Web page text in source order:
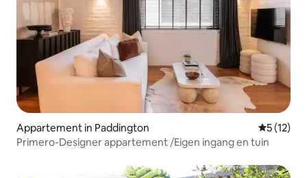
Appartement in Paddington
5 (12)
Primero-Designer appartement /Eigen ingang en tuin